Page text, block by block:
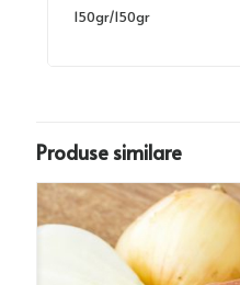
150gr/150gr
Produse similare